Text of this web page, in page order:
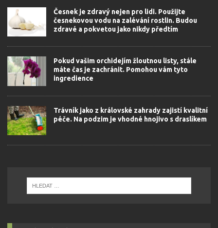
Česnek je zdravý nejen pro lidi. Použijte
česnekovou vodu na zalévání rostlin. Budou
zdravé a pokvetou jako nikdy předtím
Pokud vašim orchidejím žloutnou listy, stále
máte čas je zachránit. Pomohou vám tyto
ingredience
Trávník jako z královské zahrady zajistí kvalitní
péče. Na podzim je vhodné hnojivo s draslíkem